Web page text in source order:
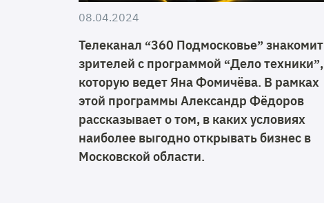
08.04.2024
Телеканал “360 Подмосковье” знакомит
зрителей с программой “Дело техники”,
которую ведет Яна Фомичёва. В рамках
этой программы Александр Фёдоров
рассказывает о том, в каких условиях
наиболее выгодно открывать бизнес в
Московской области.